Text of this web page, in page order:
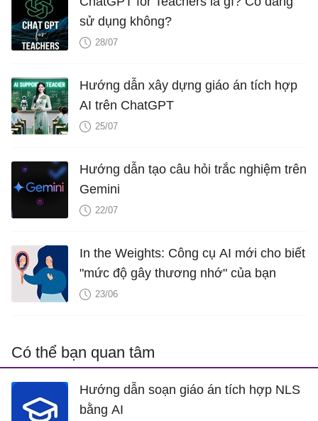
sử dụng không?
28/07
Hướng dẫn xây dựng giáo án tích hợp
AI trên ChatGPT
25/07
Hướng dẫn tạo câu hỏi trắc nghiệm trên
Gemini
22/07
In the Weights: Công cụ AI mới cho biết
"mức độ gây thương nhớ" của bạn
23/06
Có thể bạn quan tâm
Hướng dẫn soạn giáo án tích hợp NLS
bằng AI